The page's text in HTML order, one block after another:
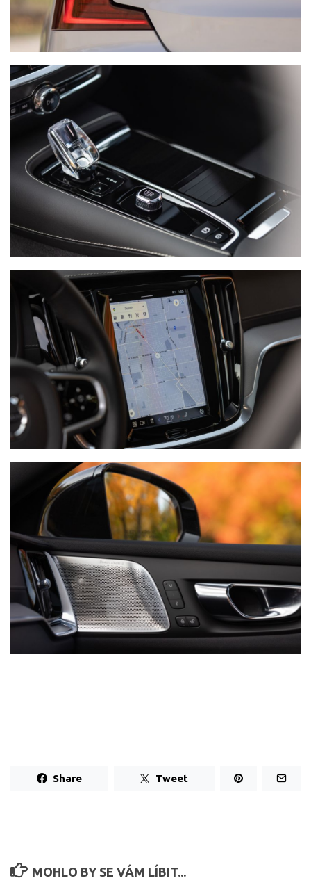
Share Tweet
MOHLO BY SE VÁM LÍBIT...